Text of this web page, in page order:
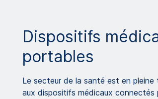
Dispositifs
portables
Le secteur de la santé est en
aux dispositifs médicaux connectés